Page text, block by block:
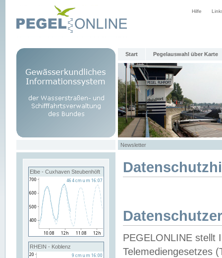
Hilfe
Start Pegelauswahl über Karte
Newsletter
Elbe - Cuxhaven Steubenhöft
RHEIN - Koblenz
PEGELONLINE stellt
Telemediengesetzes